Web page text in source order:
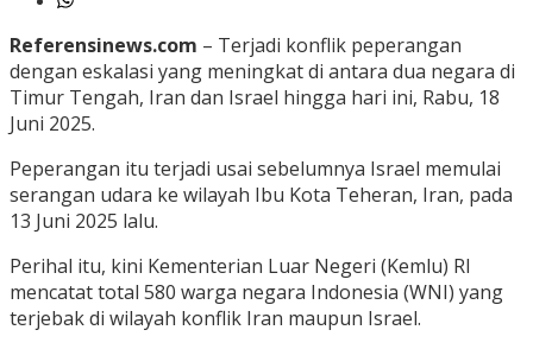
Referensinews.com – Terjadi konflik peperangan
dengan eskalasi yang meningkat di antara dua negara di
Timur Tengah, Iran dan Israel hingga hari ini, Rabu, 18
Juni 2025.
Peperangan itu terjadi usai sebelumnya Israel memulai
serangan udara ke wilayah Ibu Kota Teheran, Iran, pada
13 Juni 2025 lalu.
Perihal itu, kini Kementerian Luar Negeri (Kemlu) RI
mencatat total 580 warga negara Indonesia (WNI) yang
terjebak di wilayah konflik Iran maupun Israel.